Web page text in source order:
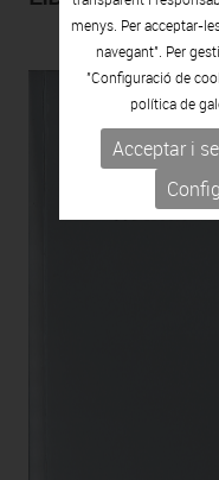
menys. Per acceptar-
navegant". Per
"Configuració de
política de
Acceptar i